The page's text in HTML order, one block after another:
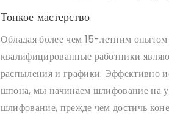
Тонкое мастерство
Обладая более чем 15-летним
квалифицированные работники
распыления и графики. Эффективно
шпона, мы начинаем шлифование на
шлифование, прежде чем достичь